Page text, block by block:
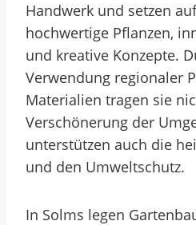
Handwerk und setzen
hochwertige Pflanzen,
und kreative Konzepte.
Verwendung regionaler
Materialien tragen sie
Verschönerung der
unterstützen auch die
und den Umweltschutz.
In Solms legen